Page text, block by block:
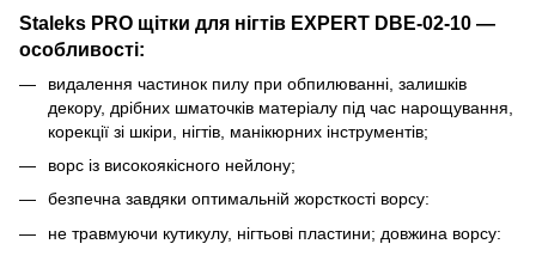
Staleks PRO щітки для нігтів EXPERT DBE-02-10 —
особливості:
видалення частинок пилу при обпилюванні, залишків
декору, дрібних шматочків матеріалу під час нарощування,
корекції зі шкіри, нігтів, манікюрних інструментів;
ворс із високоякісного нейлону;
безпечна завдяки оптимальній жорсткості ворсу:
не травмуючи кутикулу, нігтьові пластини; довжина ворсу: